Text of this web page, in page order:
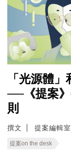
「光源體
──《提案
則
撰文 提案編輯
提案on the desk